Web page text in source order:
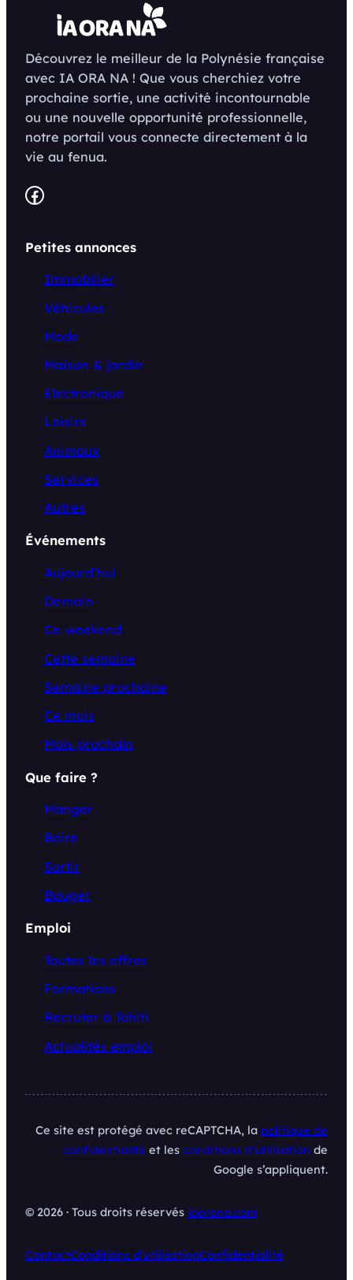
Découvrez le meilleur de la Polynésie française
avec IA ORA NA ! Que vous cherchiez votre
prochaine sortie, une activité incontournable
ou une nouvelle opportunité professionnelle,
notre portail vous connecte directement à la
vie au fenua.
Facebook
Petites annonces
Immobilier
Véhicules
Mode
Maison & jardin
Electronique
Loisirs
Animaux
Services
Autres
Événements
Aujourd’hui
Demain
Ce weekend
Cette semaine
Semaine prochaine
Ce mois
Mois prochain
Que faire ?
Manger
Boire
Sortir
Bouger
Emploi
Toutes les offres
Formations
Recruter à Tahiti
Actualités emploi
Ce site est protégé avec reCAPTCHA, la politique de
confidentialité et les conditions d’utilisation de
Google s’appliquent.
© 2026 · Tous droits réservés iaorana.com
ContactConditions d’utilisationConfidentialité